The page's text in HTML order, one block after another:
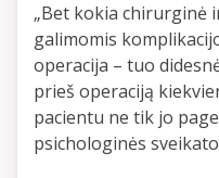
„Bet kokia chirurginė
galimomis
operacija – tuo
prieš operaciją
pacientu ne tik jo
psichologinės